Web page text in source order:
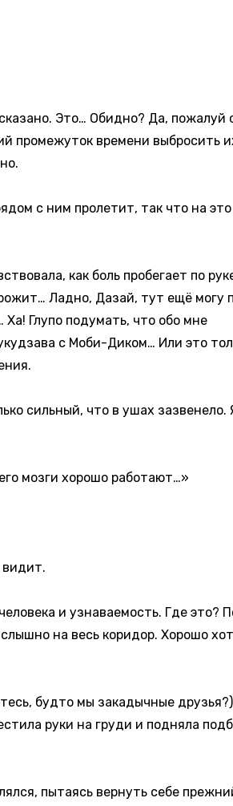
Это… Обидно? Да, пожалуй
промежуток времени выбросить
с ним пролетит, так что на
как боль пробегает по
Ладно, Дазай, тут ещё могу
Глупо подумать, что обо мне
с Моби-Диком… Или это
сильный, что в ушах зазвенело.
мозги хорошо работают…»
видит.
и узнаваемость. Где это?
на весь коридор. Хорошо
будто мы закадычные
руки на груди и подняла
пытаясь вернуть себе